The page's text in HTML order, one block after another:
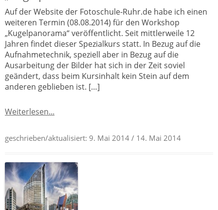
Auf der Website der Fotoschule-Ruhr.de habe ich einen
weiteren Termin (08.08.2014) für den Workshop
„Kugelpanorama“ veröffentlicht. Seit mittlerweile 12
Jahren findet dieser Spezialkurs statt. In Bezug auf die
Aufnahmetechnik, speziell aber in Bezug auf die
Ausarbeitung der Bilder hat sich in der Zeit soviel
geändert, dass beim Kursinhalt kein Stein auf dem
anderen geblieben ist. […]
Weiterlesen...
geschrieben/aktualisiert: 9. Mai 2014 / 14. Mai 2014